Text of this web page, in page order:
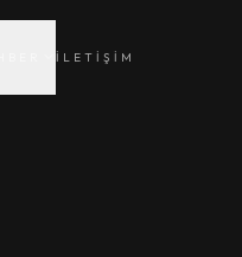
İLETIŞIM